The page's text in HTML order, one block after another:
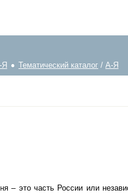
Я Тематический каталог / А-Я
– это часть России или